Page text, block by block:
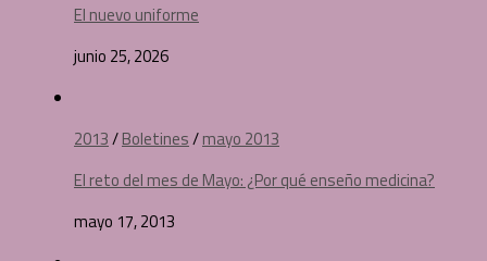
El nuevo uniforme
junio 25, 2026
2013/Boletines/mayo 2013
El reto del mes de Mayo: ¿Por qué enseño medicina?
mayo 17, 2013